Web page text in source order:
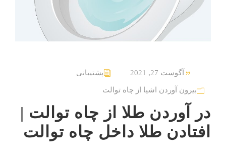
آگوست 27, 2021 پشتیبانی
بیرون آوردن اشیا از چاه توالت
در آوردن طلا از چاه توالت |
افتادن طلا داخل چاه توالت